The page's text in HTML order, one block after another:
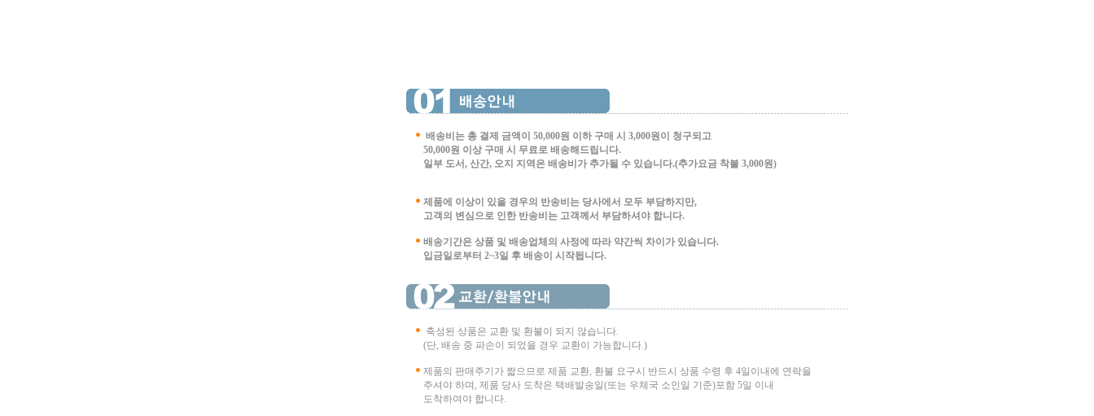
배송비는 총 결제 금액이 50,000원 이하 구매 시 3,000원이 청구되고
50,000원 이상 구매 시 무료로 배송해드립니다.
일부 도서, 산간, 오지 지역은 배송비가 추가될 수 있습니다.(추가요금 착불 3,000원)
제품에 이상이 있을 경우의 반송비는 당사에서 모두 부담하지만,
고객의 변심으로 인한 반송비는 고객께서 부담하셔야 합니다.
배송기간은 상품 및 배송업체의 사정에 따라 약간씩 차이가 있습니다.
입금일로부터 2~3일 후 배송이 시작됩니다.
축성된 상품은 교환 및 환불이 되지 않습니다.
(단, 배송 중 파손이 되었을 경우 교환이 가능합니다.)
제품의 판매주기가 짧으므로 제품 교환, 환불 요구시 반드시 상품 수령 후 4일이내에 연락을
주셔야 하며, 제품 당사 도착은 택배발송일(또는 우체국 소인일 기준)포함 5일 이내
도착하여야 합니다.